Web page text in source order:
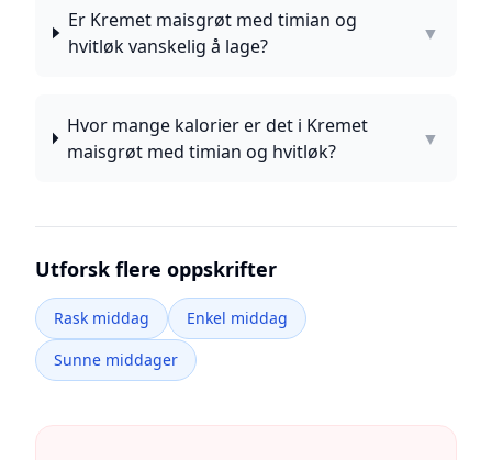
Er Kremet maisgrøt med timian og
hvitløk vanskelig å lage?
▼
Hvor mange kalorier er det i Kremet
maisgrøt med timian og hvitløk?
▼
Utforsk flere oppskrifter
Rask middag
Enkel middag
Sunne middager